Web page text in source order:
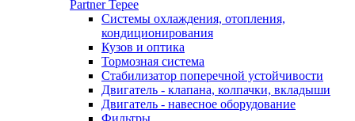
Partner Tepee
Системы охлаждения, отопления,
кондиционирования
Кузов и оптика
Тормозная система
Стабилизатор поперечной устойчивости
Двигатель - клапана, колпачки, вкладыши
Двигатель - навесное оборудование
Фильтры